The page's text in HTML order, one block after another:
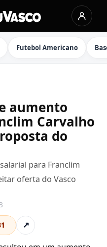
Futebol Americano
aumento
Carvalho
do
para Franclim
oferta do Vasco
↗